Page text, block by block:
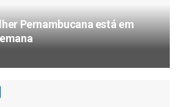
Pernambucana está em